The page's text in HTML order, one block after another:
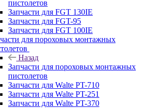
пистолетов
Запчасти для FGT 130IE
Запчасти для FGT-95
Запчасти для FGT 100IE
для пороховых монтажных
Назад
Запчасти для пороховых монтажных
пистолетов
Запчасти для Walte PT-710
Запчасти для Walte PT-251
Запчасти для Walte PT-370